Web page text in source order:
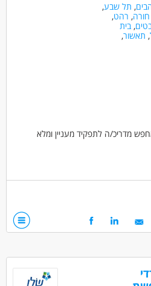
, תל שבע,
חורה, רהט,
,בית
, תאשור,
מדריכ/ה לתפקיד מעניין ומלא
של המתמודד/ת
ה